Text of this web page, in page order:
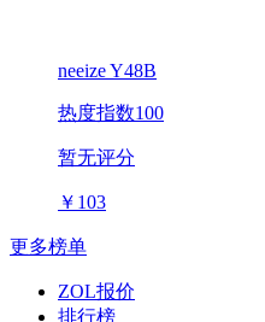
neeize Y48B
热度指数100
暂无评分
￥ 103
更多榜单
ZOL报价
排行榜